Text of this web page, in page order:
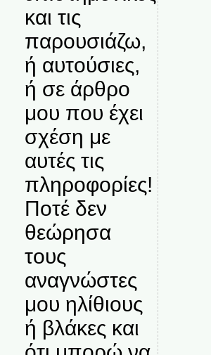
και τις
παρουσιάζω,
ή αυτούσιες,
ή σε άρθρο
μου που έχει
σχέση με
αυτές τις
πληροφορίες!
Ποτέ δεν
θεώρησα
τους
αναγνώστες
μου ηλίθιους
ή βλάκες και